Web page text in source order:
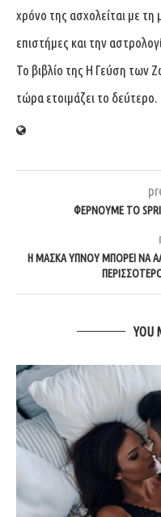
χρόνο της ασχολείται με τη
επιστήμες και την
Το βιβλίο της Η Γεύση των
τώρα ετοιμάζει το δεύτερο.
ΦΈΡΝΟΥΜΕ ΤΟ
Η ΜΆΣΚΑ ΎΠΝΟΥ ΜΠΟΡΕΊ ΝΑ
YOU